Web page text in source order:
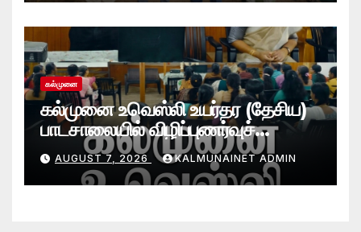
கல்முனை
கல்முனை உவெஸ்லி உயர்தர (தேசிய)
பாடசாலையில் விழிப்புணர்வுச்
செயலமர்வு
AUGUST 7, 2026 KALMUNAINET ADMIN